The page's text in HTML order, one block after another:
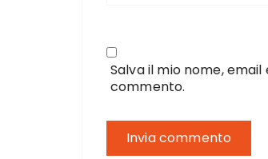
Salva il mio nome,
commento.